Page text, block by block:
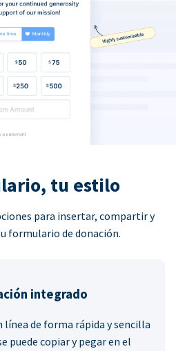
tu estilo
para insertar, compartir y
formulario de donación.
integrado
línea de forma rápida y sencilla
puede copiar y pegar en el